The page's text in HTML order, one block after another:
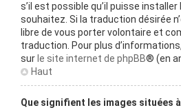
s’il est possible qu’il puisse installer
souhaitez. Si la traduction désirée
libre de vous porter volontaire et
traduction. Pour plus
sur le site internet de phpBB® (en
Haut
Que signifient les images situées